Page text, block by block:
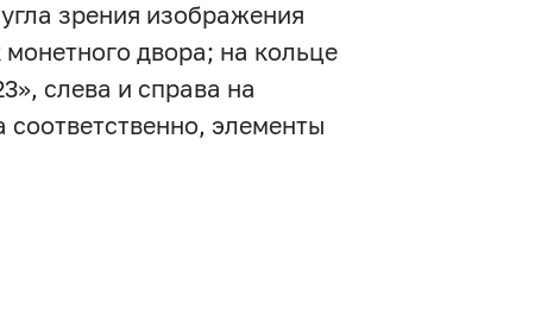
зрения изображения
двора; на кольце
слева и справа на
элементы